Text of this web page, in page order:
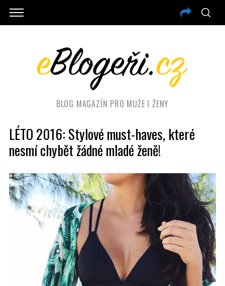
BLOG MAGAZÍN PRO MUŽE I ŽENY
LÉTO 2016: Stylové must-haves, které
nesmí chybět žádné mladé ženě!